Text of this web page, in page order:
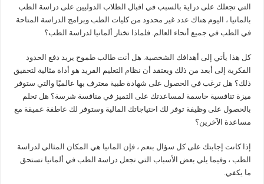
التي تجعلك على دراية بالسبب في اقبال الطلاب الدوليين على دراسة الطب
بالمانيا ، اليوم هناك عدد غير محدود من كليات الطب وبرامج الدراسة المتاحة
في الطب في جميع أنحاء العالم. فلماذا تختار ألمانيا لدراسة الطب؟
كل هذا يأتي إلى أهدافك الشخصية. هل أنت طالب طموح يريد دفع الحدود
الفكرية إلى أبعد من ذلك ويعتقد أن نظام التعليم الفريد هو أداة مثالية لتحقيق
ذلك؟ هل ترغب في الحصول على شهادة طبية معترف بها عالميًا والتي ستوفر
ميزة تنافسية حاسمة لمساعدتك على التميز في منافسة شرسة؟ هل تحلم
بالحصول على وظيفة توفر لك احتياجاتك المالية وستوفر لك عاطفة عميقة مع
مساعدة الآخرين؟
إذا كانت إجابتك على كل سؤال بنعم ، فإن المانيا هي المكان المثالي لدراسة
الطب ، وفيما يلي بعض الأسباب التي تجعل دراسة الطب في ألمانيا تستحق
ما يكفي.